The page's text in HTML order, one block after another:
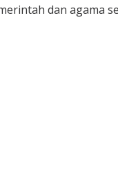
dan agama